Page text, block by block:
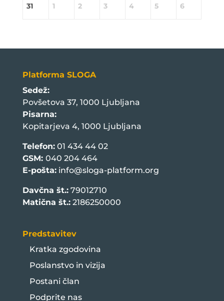
31 1 2 3 4 5 6
Platforma SLOGA
Sedež:
Povšetova 37, 1000 Ljubljana
Pisarna:
Kopitarjeva 4, 1000 Ljubljana
Telefon:01 434 44 02
GSM: 040 204 464
E-pošta: info@sloga-platform.org
Davčna št.:79012710
Matična št.:2186250000
Predstavitev
Kratka zgodovina
Poslanstvo in vizija
Postani član
Podprite nas